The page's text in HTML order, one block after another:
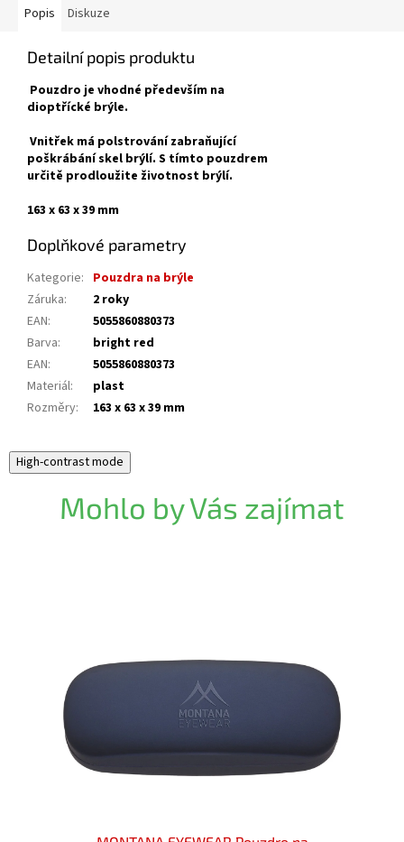
Popis Diskuze
Detailní popis produktu
Pouzdro je vhodné především na
dioptřícké brýle.
Vnitřek má polstrování zabraňující
poškrábání skel brýlí. S tímto pouzdrem
určitě prodloužite životnost brýlí.
163 x 63 x 39 mm
Doplňkové parametry
Kategorie: Pouzdra na brýle
Záruka:
2 roky
EAN:
5055860880373
Barva:
bright red
EAN:
5055860880373
Materiál:
plast
Rozměry: 163 x 63 x 39 mm
High-contrast mode
Mohlo by Vás zajímat